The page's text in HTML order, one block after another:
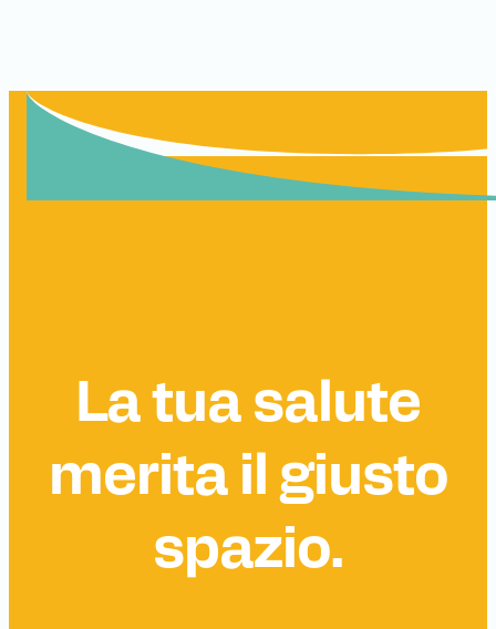
La tua salute
merita il giusto
spazio.